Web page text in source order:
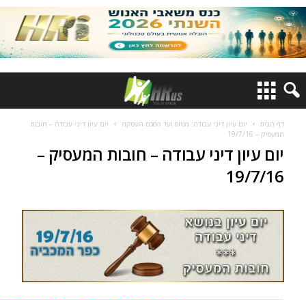
דף הבית יום עיון דיני עבודה: מגיוס ועד הסכם העסקה
יום עיון דיני עבודה – חובות
המעסיק – 19/7/16
יום עיון דיני עבודה – חובות המעסיק –
19/7/16